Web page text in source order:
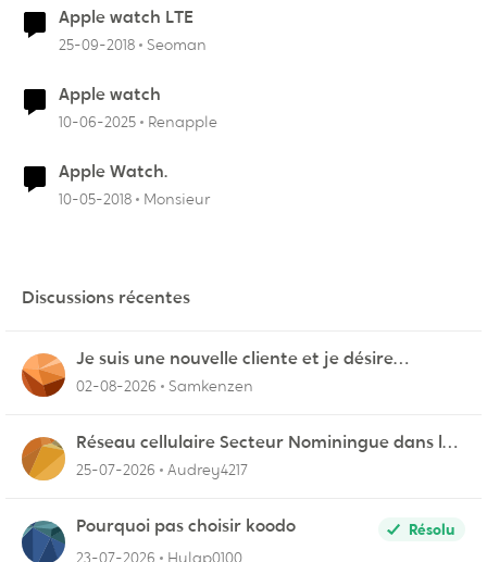
Apple watch LTE
25-09-2018 Seoman
Apple watch
10-06-2025 Renapple
Apple Watch.
10-05-2018 Monsieur
Discussions récentes
Je suis une nouvelle cliente et je désire
connecter mon appareil sur videotron
02-08-2026 Samkenzen
Réseau cellulaire Secteur Nominingue dans les
Hautes-Laurentides instable
25-07-2026 Audrey4217
Pourquoi pas choisir koodo
Résolu
23-07-2026
Hulap0100